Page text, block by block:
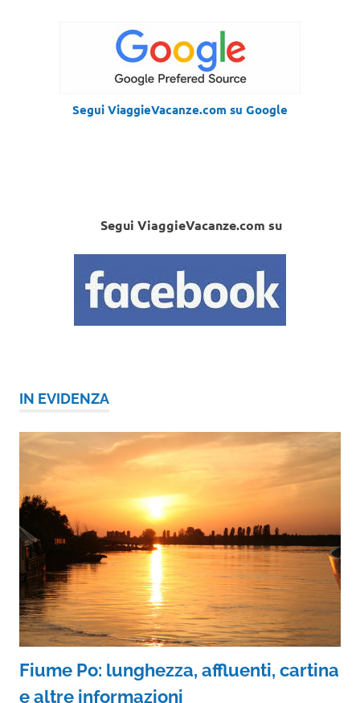
Segui ViaggieVacanze.com su Google
Segui ViaggieVacanze.com su
IN EVIDENZA
Fiume Po: lunghezza, affluenti, cartina
e altre informazioni